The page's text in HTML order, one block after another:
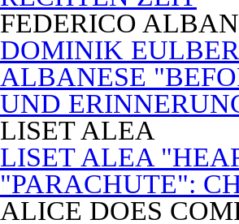
FEDERICO
DOMINIK
ALBANESE
UND
LISET ALEA
LISET ALEA
"PARACHUTE":
ALICE DOES